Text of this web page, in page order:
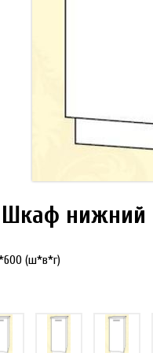
нижний
(ш*в*г)